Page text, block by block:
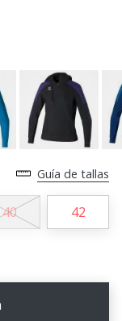
Guía de tallas
40 42